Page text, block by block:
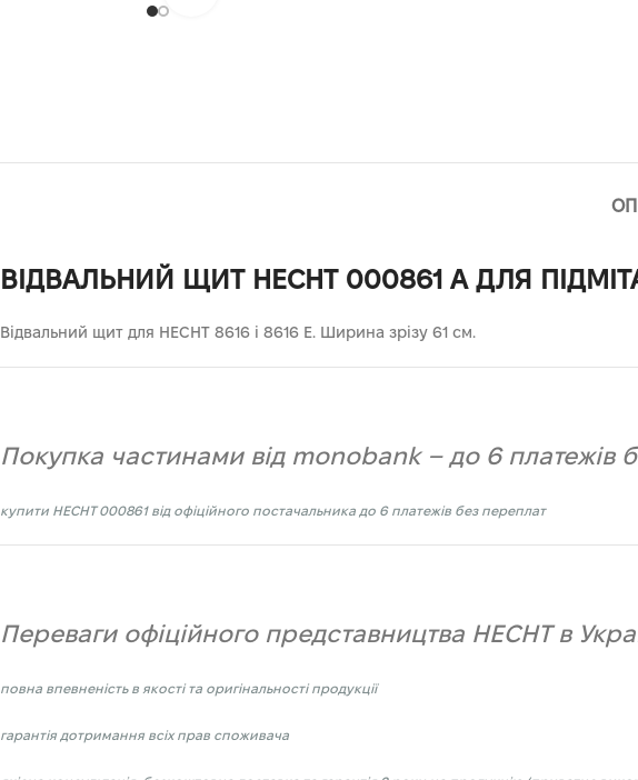
ВІДВАЛЬНИЙ ЩИТ HECHT 000861 A ДЛЯ
Відвальний щит для HECHT 8616 і 8616 E. Ширина зрізу 61 см.
Покупка частинами від monobank – до 6 платежів
купити HECHT 000861 від офіційного постачальника до 6 платежів без переплат
Переваги офіційного представництва HECHT в
повна впевненість в якості та оригінальності продукції
гарантія дотримання всіх прав споживача